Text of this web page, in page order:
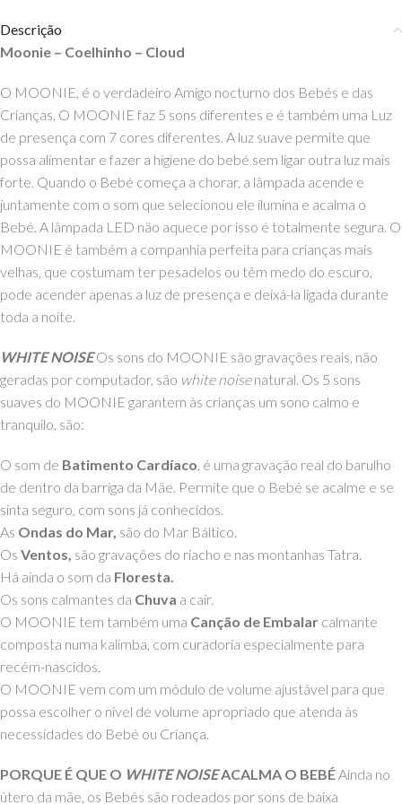
Descrição
Moonie – Coelhinho – Cloud
O MOONIE, é o verdadeiro Amigo nocturno dos Bebés e das
Crianças. O MOONIE faz 5 sons diferentes e é também uma Luz
de presença com 7 cores diferentes. A luz suave permite que
possa alimentar e fazer a higiene do bebé sem ligar outra luz mais
forte. Quando o Bebé começa a chorar, a lâmpada acende e
juntamente com o som que selecionou ele ilumina e acalma o
Bebé. A lâmpada LED não aquece por isso é totalmente segura. O
MOONIE é também a companhia perfeita para crianças mais
velhas, que costumam ter pesadelos ou têm medo do escuro,
pode acender apenas a luz de presença e deixá-la ligada durante
toda a noite.
WHITE NOISEOs sons do MOONIE são gravações reais, não
geradas por computador, são white noisenatural. Os 5 sons
suaves do MOONIE garantem às crianças um sono calmo e
tranquilo, são:
O som de Batimento Cardíaco, é uma gravação real do barulho
de dentro da barriga da Mãe. Permite que o Bebé se acalme e se
sinta seguro, com sons já conhecidos.
As Ondas do Mar, são do Mar Báltico.
Os Ventos, são gravações do riacho e nas montanhas Tatra.
Há ainda o som da Floresta.
Os sons calmantes da Chuva a cair.
O MOONIE tem também uma Canção de Embalar calmante
composta numa kalimba, com curadoria especialmente para
recém-nascidos.
O MOONIE vem com um módulo de volume ajustável para que
possa escolher o nível de volume apropriado que atenda às
necessidades do Bebé ou Criança.
PORQUE É QUE O WHITE NOISEACALMA O BEBÉAinda no
útero da mãe, os Bebés são rodeados por sons de baixa